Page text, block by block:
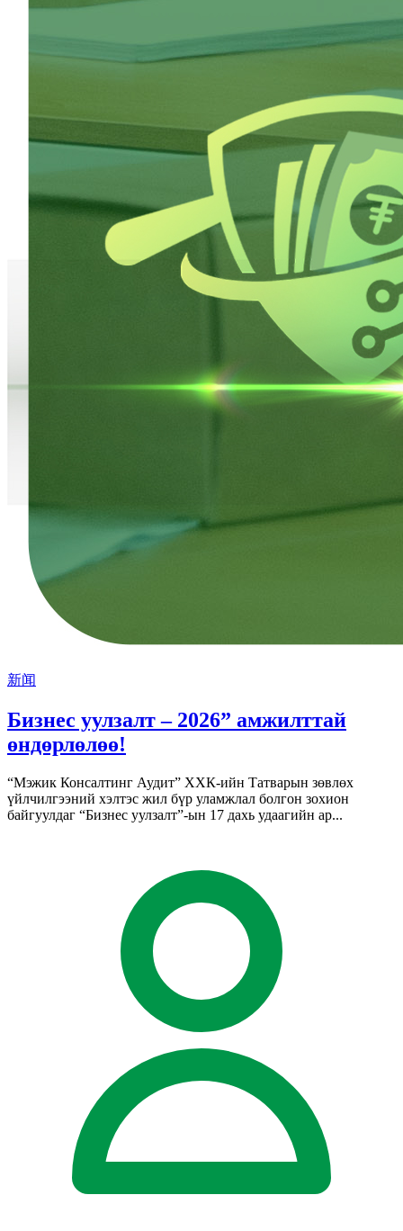
新闻
Бизнес уулзалт – 2026” амжилттай
өндөрлөлөө!
“Мэжик Консалтинг Аудит” ХХК-ийн Татварын зөвлөх
үйлчилгээний хэлтэс жил бүр уламжлал болгон зохион
байгуулдаг “Бизнес уулзалт”-ын 17 дахь удаагийн ар...